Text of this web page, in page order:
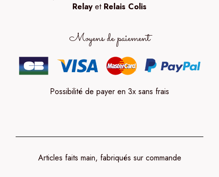
Relayet Relais Colis
Moyens de paiement
Possibilité de payer en 3x sans frais
Articles faits main, fabriqués sur commande